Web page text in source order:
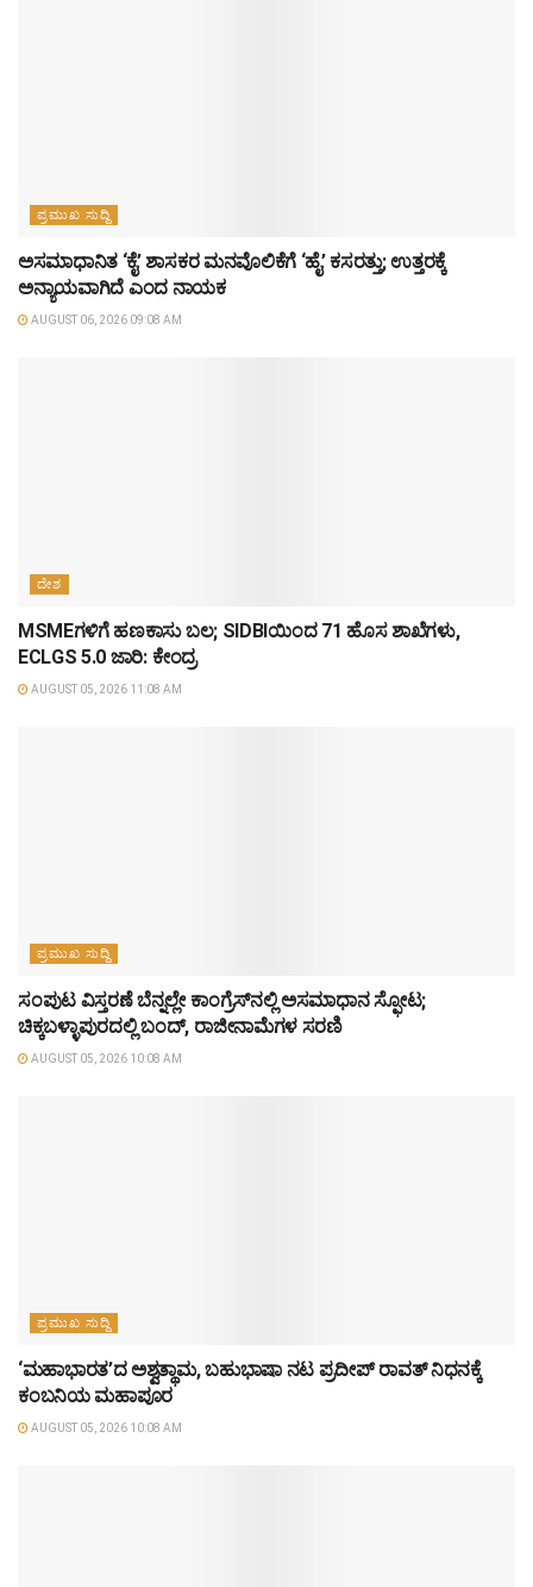
ಪ್ರಮುಖ ಸುದ್ದಿ
ಅಸಮಾಧಾನಿತ ‘ಕೈ’ ಶಾಸಕರ ಮನವೊಲಿಕೆಗೆ ‘ಹೈ’ ಕಸರತ್ತು; ಉತ್ತರಕ್ಕೆ
ಅನ್ಯಾಯವಾಗಿದೆ ಎಂದ ನಾಯಕ
AUGUST 06, 2026 09:08 AM
ದೇಶ
MSMEಗಳಿಗೆ ಹಣಕಾಸು ಬಲ; SIDBIಯಿಂದ 71 ಹೊಸ ಶಾಖೆಗಳು,
ECLGS 5.0 ಜಾರಿ: ಕೇಂದ್ರ
AUGUST 05, 2026 11:08 AM
ಪ್ರಮುಖ ಸುದ್ದಿ
ಸಂಪುಟ ವಿಸ್ತರಣೆ ಬೆನ್ನಲ್ಲೇ ಕಾಂಗ್ರೆಸ್‌ನಲ್ಲಿ ಅಸಮಾಧಾನ ಸ್ಫೋಟ;
ಚಿಕ್ಕಬಳ್ಳಾಪುರದಲ್ಲಿ ಬಂದ್, ರಾಜೀನಾಮೆಗಳ ಸರಣಿ
AUGUST 05, 2026 10:08 AM
ಪ್ರಮುಖ ಸುದ್ದಿ
‘ಮಹಾಭಾರತ’ದ ಅಶ್ವತ್ಥಾಮ, ಬಹುಭಾಷಾ ನಟ ಪ್ರದೀಪ್ ರಾವತ್ ನಿಧನಕ್ಕೆ
ಕಂಬನಿಯ ಮಹಾಪೂರ
AUGUST 05, 2026 10:08 AM